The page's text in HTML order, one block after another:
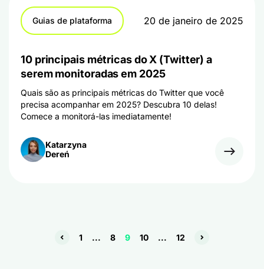
Guias de plataforma 20 de janeiro de 2025
10 principais métricas do X (Twitter) a
serem monitoradas em 2025
Quais são as principais métricas do Twitter que você
precisa acompanhar em 2025? Descubra 10 delas!
Comece a monitorá-las imediatamente!
Katarzyna
Dereń
1 ... 8 9 10 ... 12